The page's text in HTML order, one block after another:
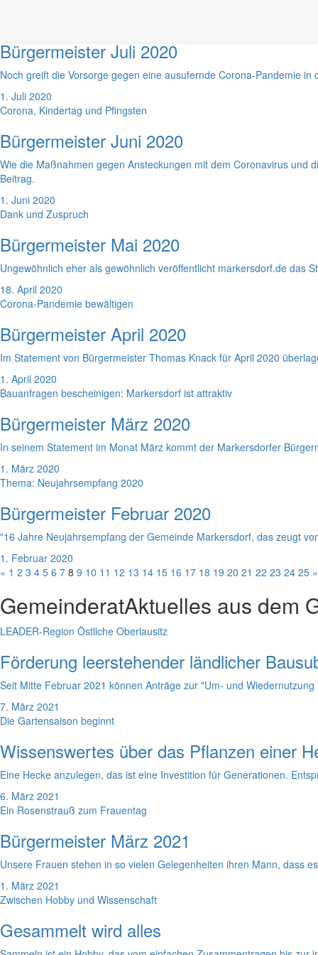
Bürgermeister Juli 2020
Noch greift die Vorsorge gegen eine ausufernde Corona-Pandemie
1. Juli 2020
Corona, Kindertag und Pfingsten
Bürgermeister Juni 2020
Wie die Maßnahmen gegen Ansteckungen mit dem Coronavirus und
Beitrag.
1. Juni 2020
Dank und Zuspruch
Bürgermeister Mai 2020
Ungewöhnlich eher als gewöhnlich veröffentlicht markersdorf.de das
18. April 2020
Corona-Pandemie bewältigen
Bürgermeister April 2020
Im Statement von Bürgermeister Thomas Knack für April 2020
1. April 2020
Bauanfragen bescheinigen: Markersdorf ist attraktiv
Bürgermeister März 2020
In seinem Statement im Monat März kommt der Markersdorfer
1. März 2020
Thema: Neujahrsempfang 2020
Bürgermeister Februar 2020
"16 Jahre Neujahrsempfang der Gemeinde Markersdorf, das zeugt
1. Februar 2020
« 1 2 3 4 5 6 7 8 9 10 11 12 13 14 15 16 17 18 19 20 21 22 23 24 25 »
GemeinderatAktuelles aus dem
LEADER-Region Östliche Oberlausitz
Förderung leerstehender ländlicher
Seit Mitte Februar 2021 können Anträge zur "Um- und
7. März 2021
Die Gartensaison beginnt
Wissenswertes über das Pflanzen einer
Eine Hecke anzulegen, das ist eine Investition für Generationen.
6. März 2021
Ein Rosenstrauß zum Frauentag
Bürgermeister März 2021
Unsere Frauen stehen in so vielen Gelegenheiten ihren Mann, dass
1. März 2021
Zwischen Hobby und Wissenschaft
Gesammelt wird alles